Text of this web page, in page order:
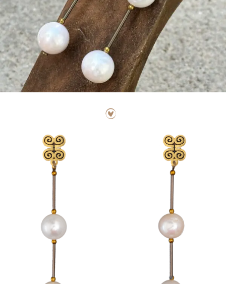
PRENSA
BLOG
CONTACTO
CANCIONES
POR UNA
BUENA